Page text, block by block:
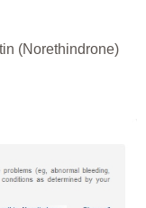
(Norethindrone)